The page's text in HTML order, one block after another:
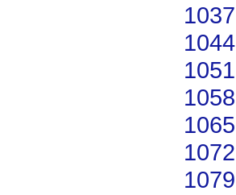
1037
1044
1051
1058
1065
1072
1079